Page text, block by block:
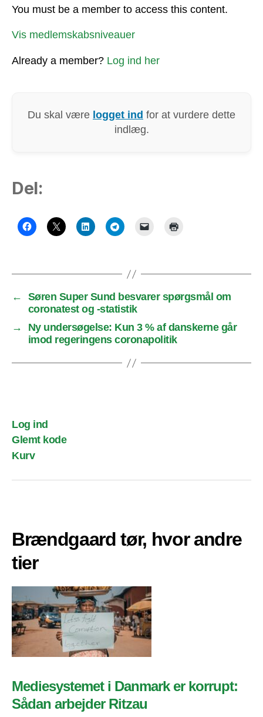
You must be a member to access this content.
Vis medlemskabsniveauer
Already a member? Log ind her
Du skal være logget ind for at vurdere dette
indlæg.
Del:
←
Søren Super Sund besvarer spørgsmål om
coronatest og -statistik
→
Ny undersøgelse: Kun 3 % af danskerne går
imod regeringens coronapolitik
Log ind
Glemt kode
Kurv
Brændgaard tør, hvor andre
tier
Mediesystemet i Danmark er korrupt:
Sådan arbejder Ritzau